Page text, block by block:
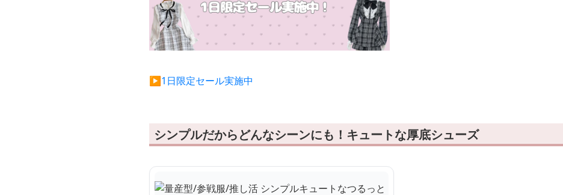
▶︎1日限定セール実施中
シンプルだからどんなシーンにも！キュートな厚底シューズ